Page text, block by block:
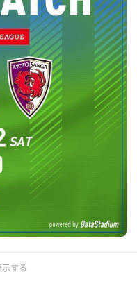
する